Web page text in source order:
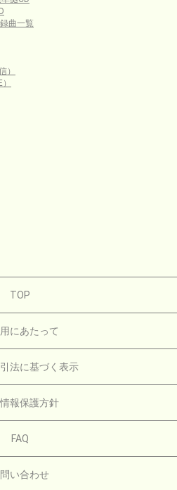
曲一覧
）
TOP
にあたって
法に基づく表示
報保護方針
FAQ
い合わせ